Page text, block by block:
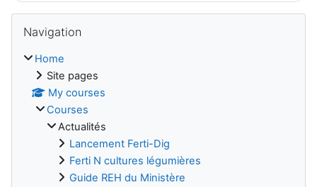
Blocks
Navigation
Home
Site pages
My courses
Courses
Actualités
Lancement Ferti-Dig
Ferti N cultures légumières
Guide REH du Ministère